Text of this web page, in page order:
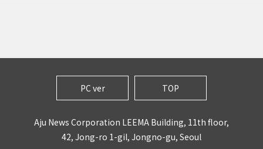
PC ver TOP
Aju News Corporation LEEMA Building, 11th floor,
42, Jong-ro 1-gil, Jongno-gu, Seoul